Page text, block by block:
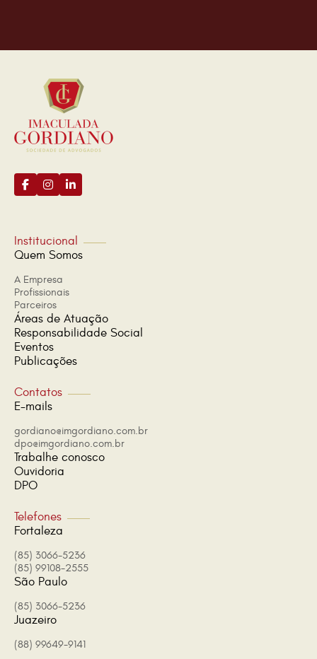
Institucional
Quem Somos
A Empresa
Profissionais
Parceiros
Áreas de Atuação
Responsabilidade Social
Eventos
Publicações
Contatos
E-mails
gordiano@imgordiano.com.br
dpo@imgordiano.com.br
Trabalhe conosco
Ouvidoria
DPO
Telefones
Fortaleza
(85) 3066-5236
(85) 99108-2555
São Paulo
(85) 3066-5236
Juazeiro
(88) 99649-9141